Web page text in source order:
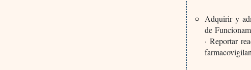
Adquirir y
de
· Reportar